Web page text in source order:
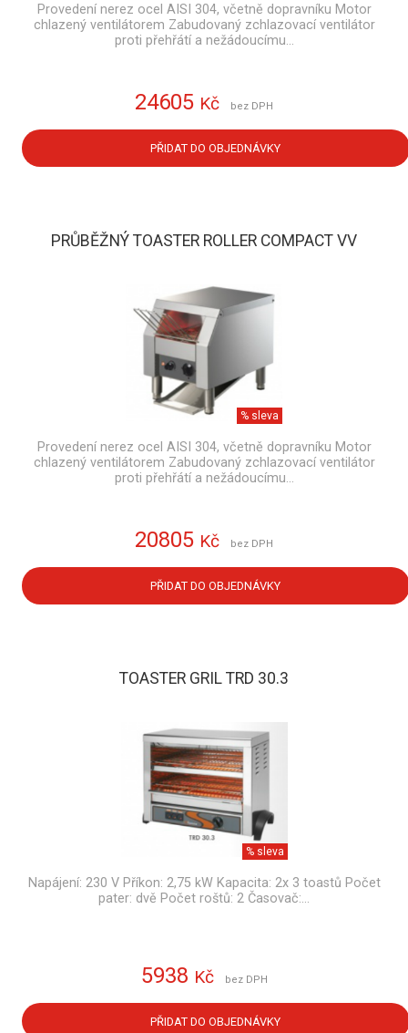
Provedení nerez ocel AISI 304, včetně dopravníku Motor
chlazený ventilátorem Zabudovaný zchlazovací ventilátor
proti přehřátí a nežádoucímu…
24605 Kč bez DPH
PŘIDAT DO OBJEDNÁVKY
PRŮBĚŽNÝ TOASTER ROLLER COMPACT VV
% sleva
Provedení nerez ocel AISI 304, včetně dopravníku Motor
chlazený ventilátorem Zabudovaný zchlazovací ventilátor
proti přehřátí a nežádoucímu…
20805 Kč bez DPH
PŘIDAT DO OBJEDNÁVKY
TOASTER GRIL TRD 30.3
% sleva
Napájení: 230 V Příkon: 2,75 kW Kapacita: 2x 3 toastů Počet
pater: dvě Počet roštů: 2 Časovač:…
5938 Kč bez DPH
PŘIDAT DO OBJEDNÁVKY